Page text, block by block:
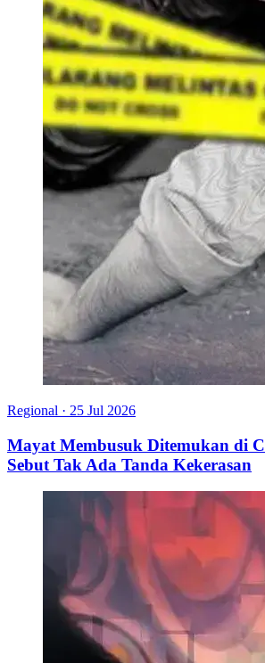
Regional · 25 Jul 2026
Mayat Membusuk Ditemukan di
Sebut Tak Ada Tanda Kekerasan